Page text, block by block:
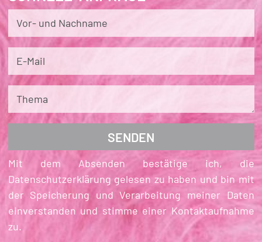
Vor- und Nachname
E-Mail
Thema
Mit dem Absenden bestätige ich, die
Datenschutzerklärung gelesen zu haben und bin mit
der Speicherung und Verarbeitung meiner Daten
einverstanden und stimme einer Kontaktaufnahme
zu.